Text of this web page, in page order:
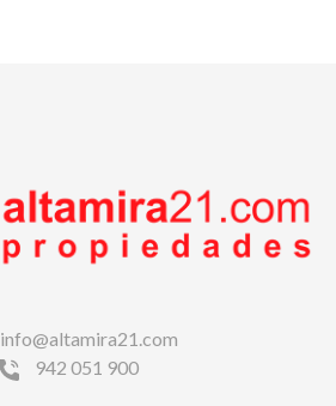
info@altamira21.com
942 051 900